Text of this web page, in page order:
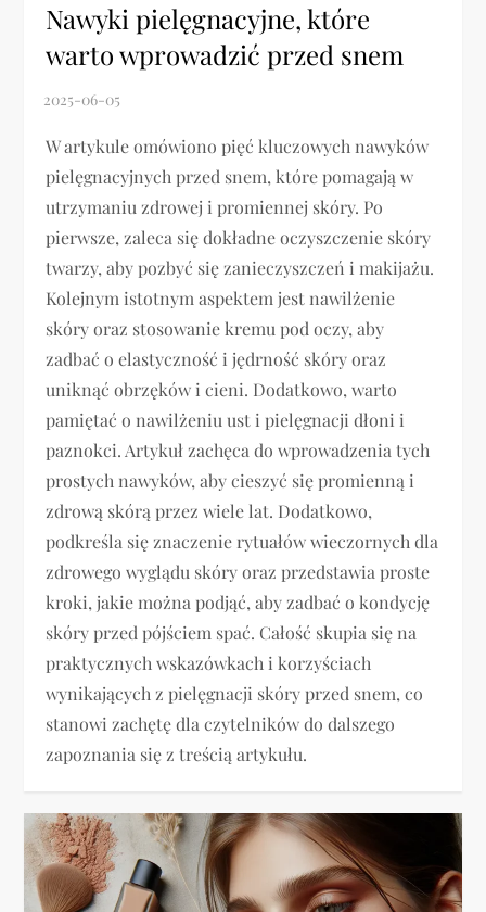
Nawyki pielęgnacyjne, które
warto wprowadzić przed snem
W artykule omówiono pięć kluczowych nawyków
pielęgnacyjnych przed snem, które pomagają w
utrzymaniu zdrowej i promiennej skóry. Po
pierwsze, zaleca się dokładne oczyszczenie skóry
twarzy, aby pozbyć się zanieczyszczeń i makijażu.
Kolejnym istotnym aspektem jest nawilżenie
skóry oraz stosowanie kremu pod oczy, aby
zadbać o elastyczność i jędrność skóry oraz
uniknąć obrzęków i cieni. Dodatkowo, warto
pamiętać o nawilżeniu ust i pielęgnacji dłoni i
paznokci. Artykuł zachęca do wprowadzenia tych
prostych nawyków, aby cieszyć się promienną i
zdrową skórą przez wiele lat. Dodatkowo,
podkreśla się znaczenie rytuałów wieczornych dla
zdrowego wyglądu skóry oraz przedstawia proste
kroki, jakie można podjąć, aby zadbać o kondycję
skóry przed pójściem spać. Całość skupia się na
praktycznych wskazówkach i korzyściach
wynikających z pielęgnacji skóry przed snem, co
stanowi zachętę dla czytelników do dalszego
zapoznania się z treścią artykułu.